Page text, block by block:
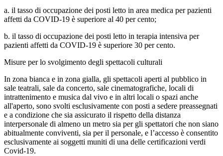
a. il tasso di occupazione dei posti letto in area medica per pazienti
affetti da COVID-19 è superiore al 40 per cento;
b. il tasso di occupazione dei posti letto in terapia intensiva per
pazienti affetti da COVID-19 è superiore 30 per cento.
Misure per lo svolgimento degli spettacoli culturali
In zona bianca e in zona gialla, gli spettacoli aperti al pubblico in
sale teatrali, sale da concerto, sale cinematografiche, locali di
intrattenimento e musica dal vivo e in altri locali o spazi anche
all'aperto, sono svolti esclusivamente con posti a sedere preassegnati
e a condizione che sia assicurato il rispetto della distanza
interpersonale di almeno un metro sia per gli spettatori che non siano
abitualmente conviventi, sia per il personale, e l’accesso è consentito
esclusivamente ai soggetti muniti di una delle certificazioni verdi
Covid-19.